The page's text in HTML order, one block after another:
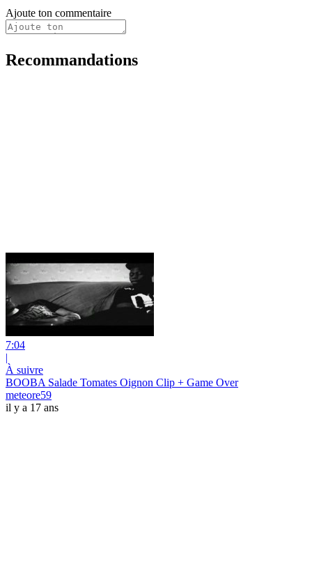
Ajoute ton commentaire
Recommandations
7:04
|
À suivre
BOOBA Salade Tomates Oignon Clip + Game Over
meteore59
il y a 17 ans